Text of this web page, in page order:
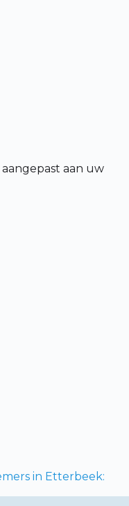
aan uw
in Etterbeek: